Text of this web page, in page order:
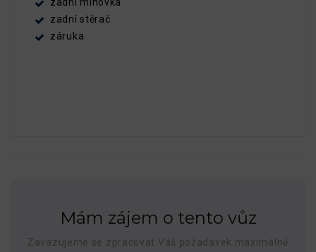
zadní stěrač
záruka
Mám zájem o tento vůz
Zavazujeme se zpracovat Váš požadavek maximálně